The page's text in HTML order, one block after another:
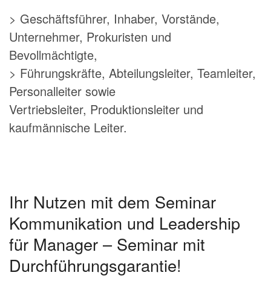
> Geschäftsführer, Inhaber, Vorstände,
Unternehmer, Prokuristen und
Bevollmächtigte,
> Führungskräfte, Abteilungsleiter, Teamleiter,
Personalleiter sowie
Vertriebsleiter, Produktionsleiter und
kaufmännische Leiter.
Ihr Nutzen mit dem Seminar
Kommunikation und Leadership
für Manager – Seminar mit
Durchführungsgarantie!